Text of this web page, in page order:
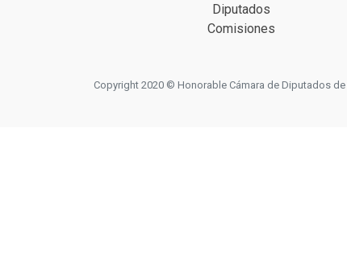
Diputados
Comisiones
Copyright 2020 © Honorable Cámara de Diputados